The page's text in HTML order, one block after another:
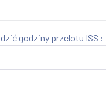
godziny przelotu ISS :